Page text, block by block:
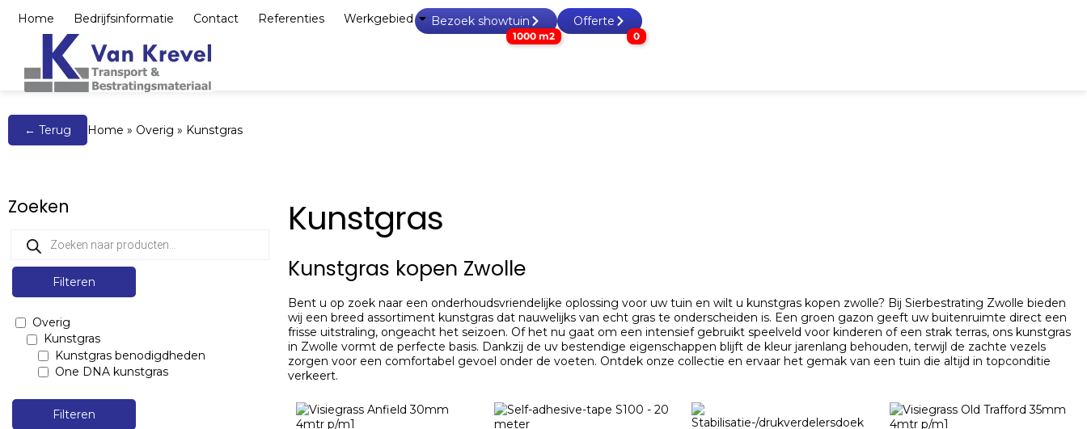
Home Bedrijfsinformatie Contact Referenties Werkgebied Bezoek showtuin
1000 m2
Offerte
0
← Terug Home » Overig » Kunstgras
Zoeken
Filteren
Overig
Kunstgras
Kunstgras benodigdheden
One DNA kunstgras
Filteren
Kunstgras
Kunstgras kopen Zwolle
Bent u op zoek naar een onderhoudsvriendelijke oplossing voor uw tuin en wilt u kunstgras kopen zwolle? Bij Sierbestrating Zwolle bieden
wij een breed assortiment kunstgras dat nauwelijks van echt gras te onderscheiden is. Een groen gazon geeft uw buitenruimte direct een
frisse uitstraling, ongeacht het seizoen. Of het nu gaat om een intensief gebruikt speelveld voor kinderen of een strak terras, ons kunstgras
in Zwolle vormt de perfecte basis. Dankzij de uv bestendige eigenschappen blijft de kleur jarenlang behouden, terwijl de zachte vezels
zorgen voor een comfortabel gevoel onder de voeten. Ontdek onze collectie en ervaar het gemak van een tuin die altijd in topconditie
verkeert.